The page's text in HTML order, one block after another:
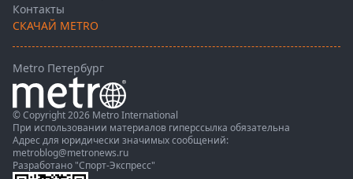
Контакты
СКАЧАЙ METRO
Metro Петербург
© Copyright 2026 Metro International
При использовании материалов гиперссылка обязательна
Адрес для юридически значимых сообщений:
metroblog@metronews.ru
Разработано "Спорт-Экспресс"